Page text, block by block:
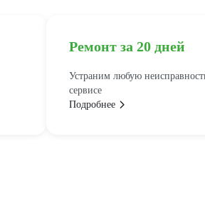
Ремонт за 20 дней
Устраним любую
сервисе
Подробнее